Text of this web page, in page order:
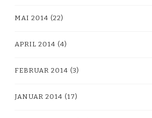
MAI 2014 (22)
APRIL 2014 (4)
FEBRUAR 2014 (3)
JANUAR 2014 (17)